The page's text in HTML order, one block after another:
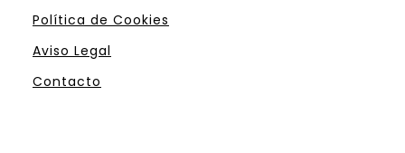
Política de Cookies
Aviso Legal
Contacto